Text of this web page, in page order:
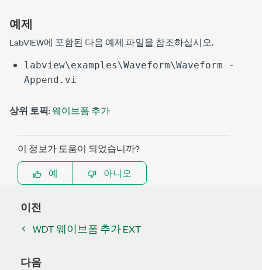
예제
LabVIEW에 포함된 다음 예제 파일을 참조하십시오.
labview\examples\Waveform\Waveform -
Append.vi
상위 토픽:웨이브폼 추가
이 정보가 도움이 되었습니까?
예
아니오
이전
WDT 웨이브폼 추가 EXT
다음